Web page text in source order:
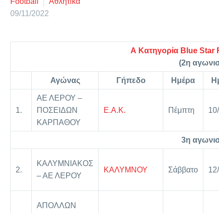
09/11/2022
Α Κατηγορία Blue Star
(2η
Αγώνας Γήπεδο Ημέρα
1.
ΑΕ ΛΕΡΟΥ –
ΠΟΣΕΙΔΩΝ
ΚΑΡΠΑΘΟΥ
Ε.Α.Κ. Πέμπτη
3η
2.
ΚΑΛΥΜΝΙΑΚΟΣ
– ΑΕ ΛΕΡΟΥ
ΚΑΛΥΜΝΟΥ Σάββατο
ΑΠΟΛΛΩΝ